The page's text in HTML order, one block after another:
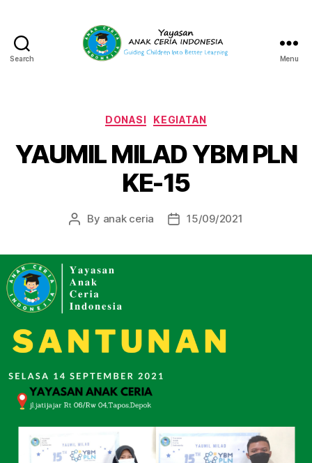
Search
Indonesia
Menu
Categories
DONASI KEGIATAN
YAUMIL MILAD YBM PLN
KE-15
Post
By anak ceria
Post15/09/2021